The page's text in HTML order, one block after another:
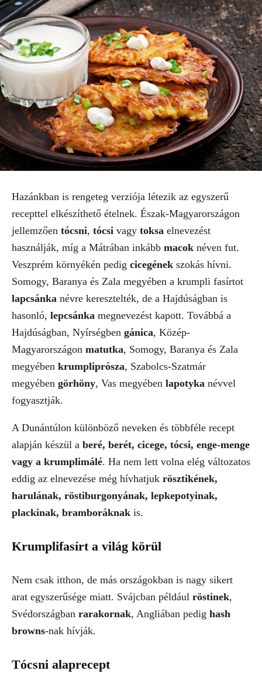
Hazánkban is rengeteg verziója létezik az egyszerű
recepttel elkészíthető ételnek. Észak-Magyarországon
jellemzően tócsni, tócsi vagy toksa elnevezést
használják, míg a Mátrában inkább macok néven fut.
Veszprém környékén pedig cicegének szokás hívni.
Somogy, Baranya és Zala megyében a krumpli fasírtot
lapcsánka névre keresztelték, de a Hajdúságban is
hasonló, lepcsánka megnevezést kapott. Továbbá a
Hajdúságban, Nyírségben gánica, Közép-
Magyarországon matutka, Somogy, Baranya és Zala
megyében krumpliprósza, Szabolcs-Szatmár
megyében görhöny, Vas megyében lapotyka névvel
fogyasztják.
A Dunántúlon különböző neveken és többféle recept
alapján készül a beré, berét, cicege, tócsi, enge-menge
vagy a krumplimálé. Ha nem lett volna elég változatos
eddig az elnevezése még hívhatjuk rösztikének,
harulának, röstiburgonyának, lepkepotyinak,
plackinak, bramboráknak is.
Krumplifasírt a világ körül
Nem csak itthon, de más országokban is nagy sikert
arat egyszerűsége miatt. Svájcban például röstinek,
Svédországban rarakornak, Angliában pedig hash
browns-nak hívják.
Tócsni alaprecept